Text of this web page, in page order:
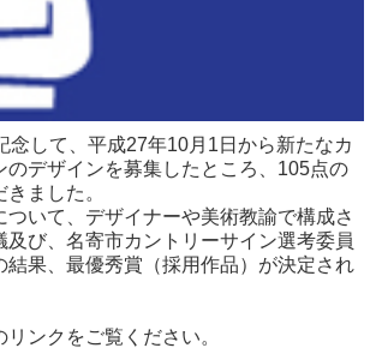
念して、平成27年10月1日から新たなカ
のデザインを募集したところ、105点の
ました。
ついて、デザイナーや美術教諭で構成さ
及び、名寄市カントリーサイン選考委員
結果、最優秀賞（採用作品）が決定され
ンクをご覧ください。